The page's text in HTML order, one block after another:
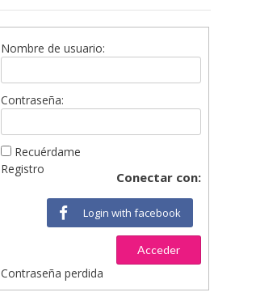
Nombre de usuario:
Contraseña:
Recuérdame
Conectar con:
Login with facebook
Acceder
Registro
Contraseña perdida